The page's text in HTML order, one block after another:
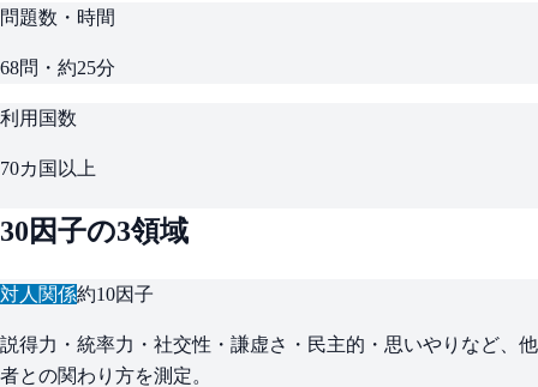
問題数・時間
68問・約25分
利用国数
70カ国以上
30因子の3領域
対人関係約10因子
説得力・統率力・社交性・謙虚さ・民主的・思いやりなど、他
者との関わり方を測定。